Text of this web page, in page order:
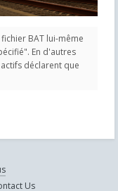
BAT lui-même
En d'autres
déclarent que
Us